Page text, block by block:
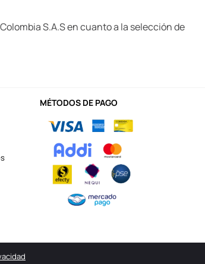
S.A.S en cuanto a la selección de
MÉTODOS DE PAGO